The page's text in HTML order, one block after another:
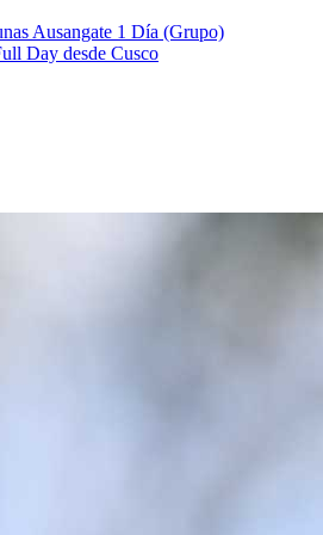
Ausangate 1 Día (Grupo)
Day desde Cusco